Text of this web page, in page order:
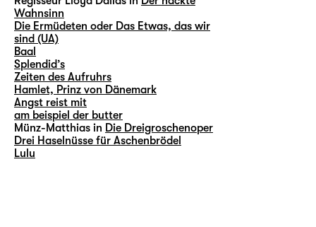
Wahnsinn
Die Ermüdeten oder Das Etwas, das wir
sind (UA)
Baal
Splendid’s
Zeiten des Aufruhrs
Hamlet, Prinz von Dänemark
Angst reist mit
am beispiel der butter
Münz-Matthias in Die Dreigroschenoper
Drei Haselnüsse für Aschenbrödel
Lulu